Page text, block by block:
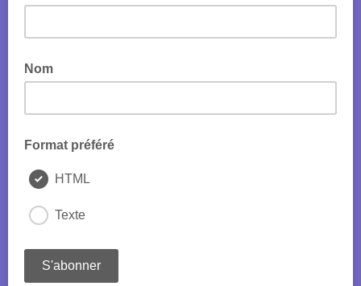
Nom
Format préféré
HTML
Texte